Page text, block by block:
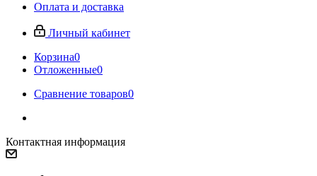
Оплата и доставка
Личный кабинет
Корзина0
Отложенные0
Сравнение товаров0
Контактная информация